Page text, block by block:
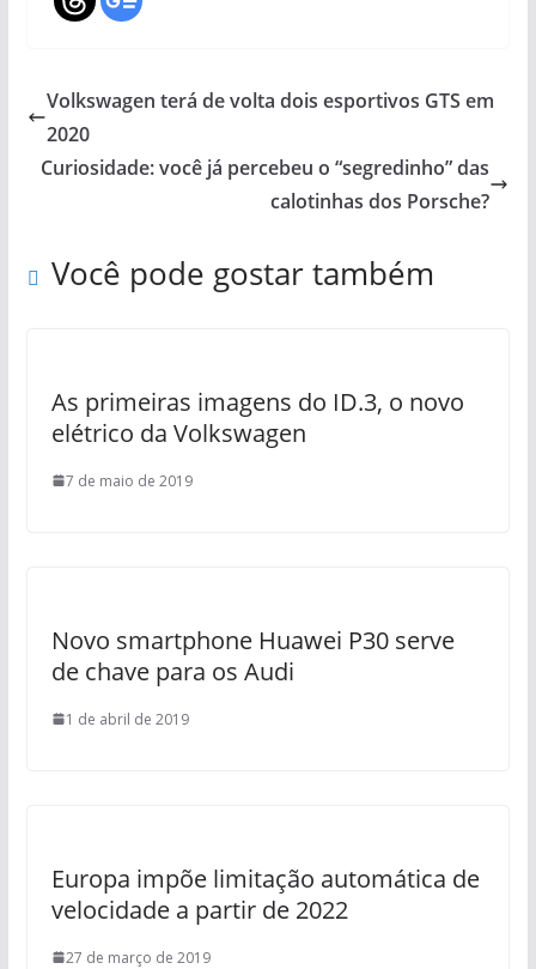
Volkswagen terá de volta dois esportivos GTS em
2020
Curiosidade: você já percebeu o “segredinho” das
calotinhas dos Porsche?
Você pode gostar também
As primeiras imagens do ID.3, o novo
elétrico da Volkswagen
7 de maio de 2019
Novo smartphone Huawei P30 serve
de chave para os Audi
1 de abril de 2019
Europa impõe limitação automática de
velocidade a partir de 2022
27 de março de 2019